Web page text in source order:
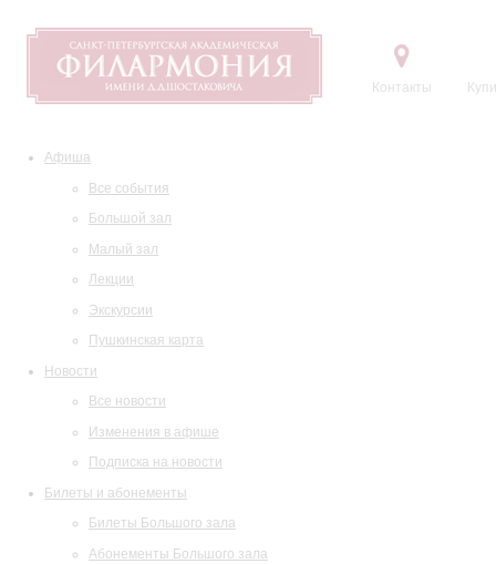
Контакты
Афиша
Все события
Большой зал
Малый зал
Лекции
Экскурсии
Пушкинская карта
Новости
Все новости
Изменения в афише
Подписка на новости
Билеты и абонементы
Билеты Большого зала
Абонементы Большого зала